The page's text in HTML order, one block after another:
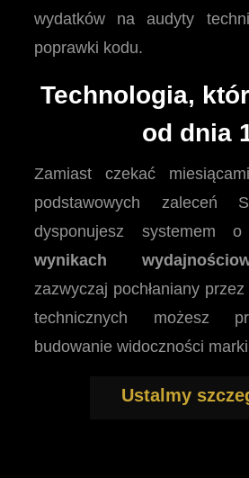
wydatków na audyty
poprawki kodu.
Technologia,
od dnia
Zamiast czekać
podstawowych zaleceń
dysponujesz systemem
wynikach
zazwyczaj pochłaniany
technicznych możesz
budowanie widoczności
Ustalmy